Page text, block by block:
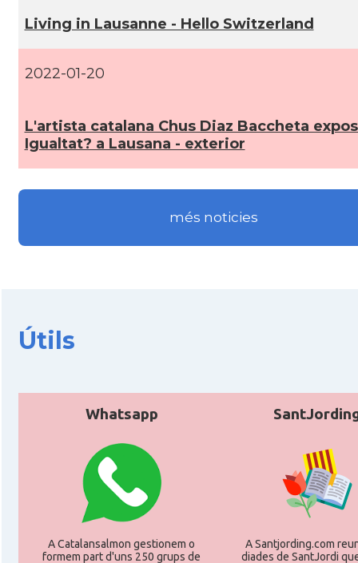
Living in Lausanne - Hello Switzerland
2022-01-20
L'artista catalana Chus Diaz Baccheta
Igualtat? a Lausana - exterior
més noticies
Útils
Whatsapp
A Catalansalmon gestionem o
formem part d'uns 250 grups de
A Santjording.com
diades de SantJordi